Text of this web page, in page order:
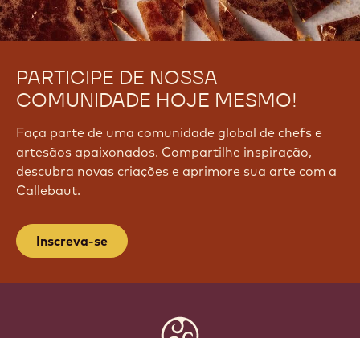
PARTICIPE DE NOSSA
COMUNIDADE HOJE MESMO!
Faça parte de uma comunidade global de chefs e
artesãos apaixonados. Compartilhe inspiração,
descubra novas criações e aprimore sua arte com a
Callebaut.
Inscreva-se